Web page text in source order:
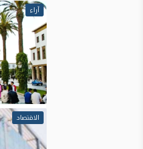
آراء
الاقتصاد